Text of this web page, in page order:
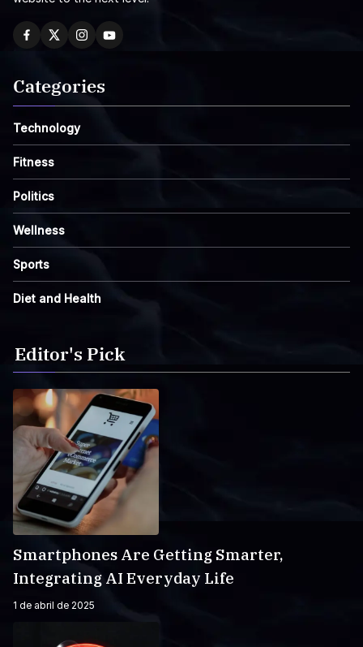
Categories
Technology
Fitness
Politics
Wellness
Sports
Diet and Health
Editor's Pick
Smartphones Are Getting Smarter,
Integrating AI Everyday Life
1 de abril de 2025